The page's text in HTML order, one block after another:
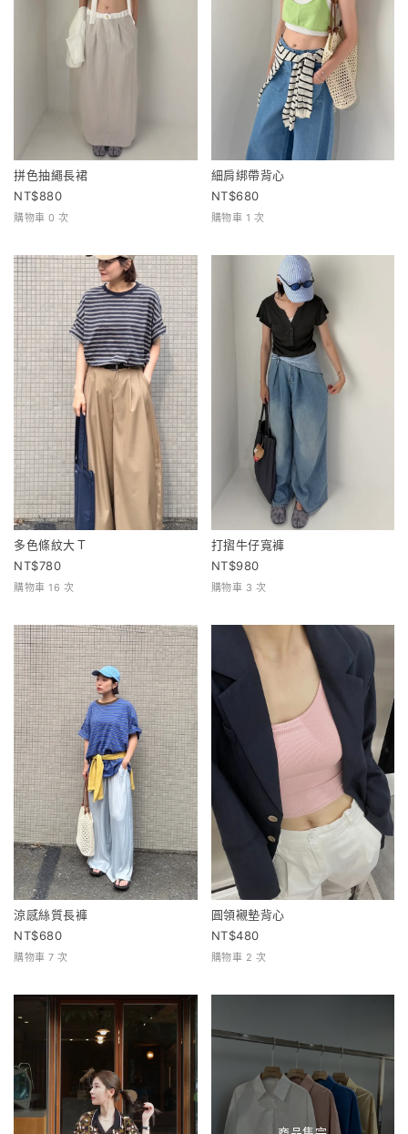
拼色抽繩長裙
880
購物車 0 次
細肩綁帶背心
680
購物車 1 次
多色條紋大Ｔ
780
購物車 16 次
打摺牛仔寬褲
980
購物車 3 次
涼感絲質長褲
680
購物車 7 次
圓領襯墊背心
480
購物車 2 次